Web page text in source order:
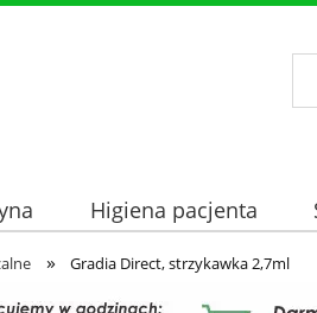
Higiena pacjenta
» Gradia Direct, strzykawka 2,7ml